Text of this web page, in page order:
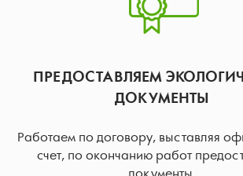
ПРЕДОСТАВЛЯЕМ
ДОКУМЕНТЫ
Работаем по договору, выставляя
счет, по окончанию работ